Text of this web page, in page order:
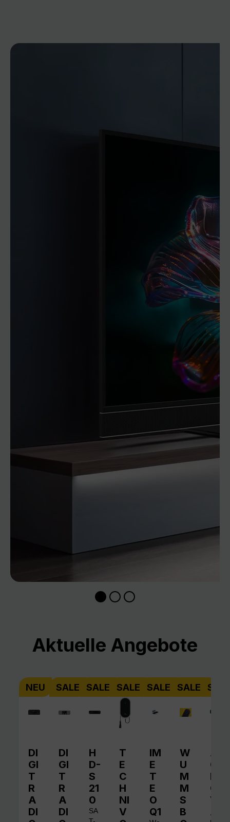
Produktgalerie überspringen
Aktuelle Angebote
NEU
DI
GI
T
R
A
DI
SALE
DI
GI
T
R
A
DI
SALE
H
D-
S
21
0
SA
SALE
T
E
C
H
NI
V
SALE
IM
E
T
E
O
Q1
SALE
W
U
M
M
S
B
A
QI
N
O
V
A